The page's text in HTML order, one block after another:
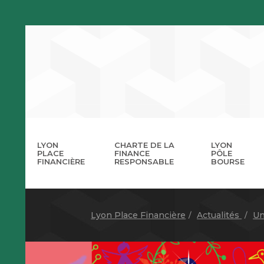
LYON
PLACE
FINANCIÈRE
La
CHARTE DE LA
FINANCE
RESPONSABLE
LYON
PÔLE
BOURSE
Lyon Place Financière Actualités